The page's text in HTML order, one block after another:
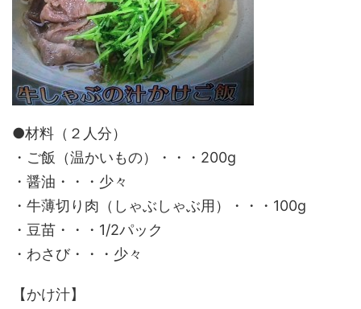
●材料（２人分）
・ご飯（温かいもの）・・・200g
・醤油・・・少々
・牛薄切り肉（しゃぶしゃぶ用）・・・100g
・豆苗・・・1/2パック
・わさび・・・少々
【かけ汁】